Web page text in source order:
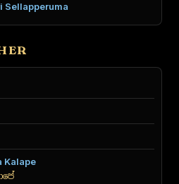
Sellapperuma
Kalape